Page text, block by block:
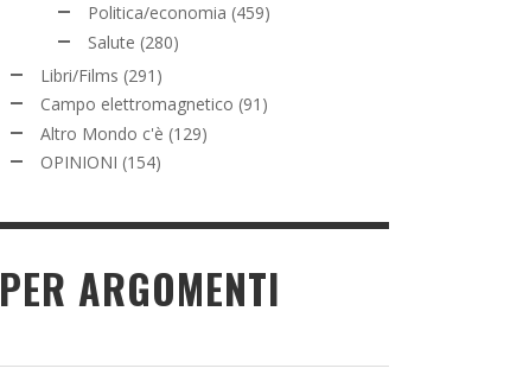
Politica/economia (459)
Salute (280)
Libri/Films (291)
Campo elettromagnetico (91)
Altro Mondo c'è (129)
OPINIONI (154)
PER ARGOMENTI